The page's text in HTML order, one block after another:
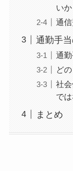
いか
通
通勤手
通
ど
社
で
まとめ